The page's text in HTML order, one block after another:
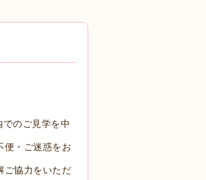
のご見学を中
便・ご迷惑をお
ご協力をいただ